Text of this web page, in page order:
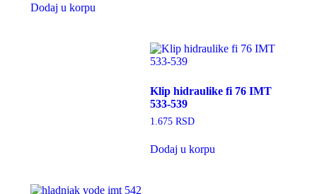
Dodaj u korpu
Klip hidraulike fi 76 IMT
533-539
1.675RSD
Dodaj u korpu